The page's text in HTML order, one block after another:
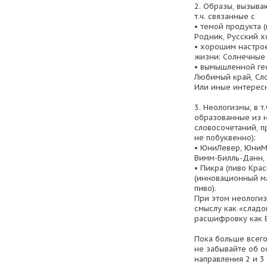
2. Образы,
т.ч. связанные с
• темой продукта
Родник, Русский
• хорошим
жизни: Солнечные
• вымышленной
Любимый край,
Или иные
3. Неологизмы, в
образованные из
словосочетаний,
не побуквенно):
• ЮниЛевер,
Вимм-Билль-Данн,
• Пикра (пиво
(инновационный
пиво).
При этом
смыслу как
расшифровку как
Пока больше
не забывайте об
направления 2 и